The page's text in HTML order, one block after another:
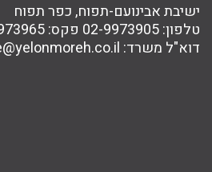
ישיבת אבינועם-תפוח, כפר תפוח
טלפון:02-9973905 פקס:
דוא"ל משרד: